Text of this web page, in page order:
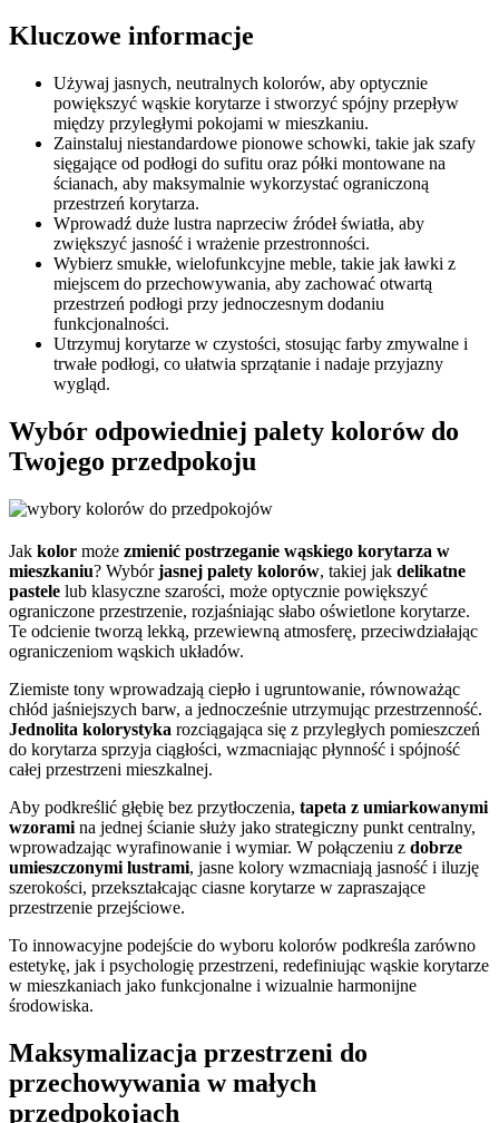
Kluczowe informacje
Używaj jasnych, neutralnych kolorów, aby optycznie
powiększyć wąskie korytarze i stworzyć spójny przepływ
między przyległymi pokojami w mieszkaniu.
Zainstaluj niestandardowe pionowe schowki, takie jak szafy
sięgające od podłogi do sufitu oraz półki montowane na
ścianach, aby maksymalnie wykorzystać ograniczoną
przestrzeń korytarza.
Wprowadź duże lustra naprzeciw źródeł światła, aby
zwiększyć jasność i wrażenie przestronności.
Wybierz smukłe, wielofunkcyjne meble, takie jak ławki z
miejscem do przechowywania, aby zachować otwartą
przestrzeń podłogi przy jednoczesnym dodaniu
funkcjonalności.
Utrzymuj korytarze w czystości, stosując farby zmywalne i
trwałe podłogi, co ułatwia sprzątanie i nadaje przyjazny
wygląd.
Wybór odpowiedniej palety kolorów do
Twojego przedpokoju
Jak kolor może zmienić postrzeganie wąskiego korytarza w
mieszkaniu? Wybórjasnej palety kolorów, takiej jak delikatne
pastele lub klasyczne szarości, może optycznie powiększyć
ograniczone przestrzenie, rozjaśniając słabo oświetlone korytarze.
Te odcienie tworzą lekką, przewiewną atmosferę, przeciwdziałając
ograniczeniom wąskich układów.
Ziemiste tony wprowadzają ciepło i ugruntowanie, równoważąc
chłód jaśniejszych barw, a jednocześnie utrzymując przestrzenność.
Jednolita kolorystyka rozciągająca się z przyległych pomieszczeń
do korytarza sprzyja ciągłości, wzmacniając płynność i spójność
całej przestrzeni mieszkalnej.
Aby podkreślić głębię bez przytłoczenia, tapeta z umiarkowanymi
wzorami na jednej ścianie służy jako strategiczny punkt centralny,
wprowadzając wyrafinowanie i wymiar. W połączeniu z dobrze
umieszczonymi lustrami, jasne kolory wzmacniają jasność i iluzję
szerokości, przekształcając ciasne korytarze w zapraszające
przestrzenie przejściowe.
To innowacyjne podejście do wyboru kolorów podkreśla zarówno
estetykę, jak i psychologię przestrzeni, redefiniując wąskie korytarze
w mieszkaniach jako funkcjonalne i wizualnie harmonijne
środowiska.
Maksymalizacja przestrzeni do
przechowywania w małych
przedpokojach